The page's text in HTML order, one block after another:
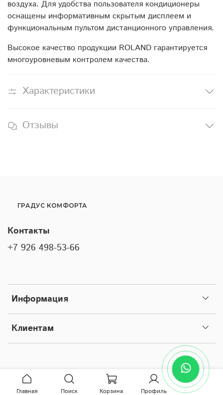
воздуха. Для удобства пользователя кондиционеры
оснащены информативным скрытым дисплеем и
функциональным пультом дистанционного управления.
Высокое качество продукции ROLAND гарантируется
многоуровневым контролем качества.
Характеристики
Отзывы
ГРАДУС КОМФОРТА
Информация
Клиентам
Контакты
+7 926 498-53-66
Главная Поиск Корзина Профиль